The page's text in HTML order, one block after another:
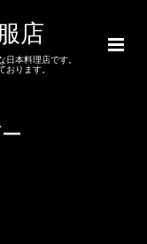
店
本料理店です。
おります。